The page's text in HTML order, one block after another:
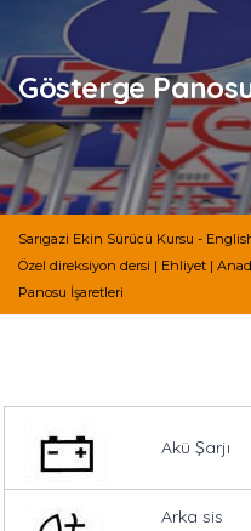
Gösterge
Sarıgazi Ekin Sürücü Kursu -
Özel direksiyon dersi | Ehliyet |
Panosu İşaretleri
Akü Şarjı
Arka sis